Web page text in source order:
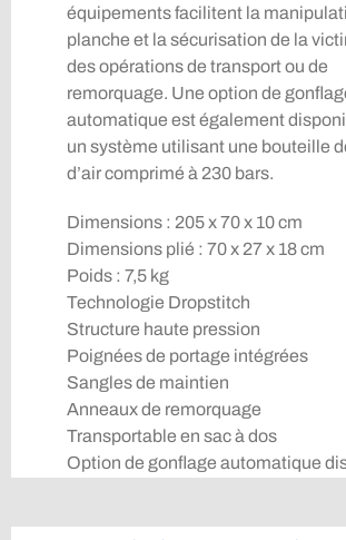
équipements facilitent la
planche et la sécurisation de la
des opérations de transport ou de
remorquage. Une option de
automatique est également
un système utilisant une bouteille
d’air comprimé à 230 bars.
Dimensions : 205 x 70 x 10 cm
Dimensions plié : 70 x 27 x 18 cm
Poids : 7,5 kg
Technologie Dropstitch
Structure haute pression
Poignées de portage intégrées
Sangles de maintien
Anneaux de remorquage
Transportable en sac à dos
Option de gonflage automatique